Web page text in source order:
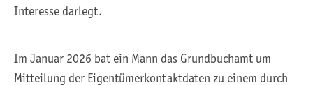
Interesse darlegt.
Im Januar 2026 bat ein Mann das Grundbuchamt um
Mitteilung der Eigentümerkontaktdaten zu einem durch